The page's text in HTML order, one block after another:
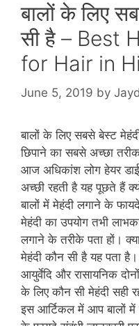
बालों के लिए
सी है – Best
for Hair in
June 5, 2019 by
बालों के लिए सबसे बेस्‍ट
छिपाने का सबसे अच्‍छा
आज अधिकांश लोग हेयर
अच्‍छी रहती है यह पूछते हैं
बालों में मेहंदी लगाने के
मेहंदी का उपयोग तभी
लगाने के तरीके पता हों।
मेहंदी कौन सी है यह पता
आयुर्वेदि और रासायनिक
के लिए कौन सी मेहंदी
इस आर्टिकल में आप बालों में